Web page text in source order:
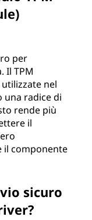
per
Il TPM
nel
una radice di
rende più
il
il componente
sicuro